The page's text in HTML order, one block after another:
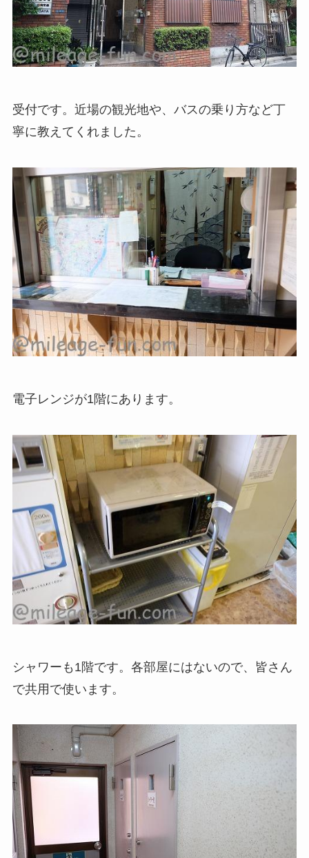
受付です。近場の観光地や、バスの乗り方など丁
寧に教えてくれました。
電子レンジが1階にあります。
シャワーも1階です。各部屋にはないので、皆さん
で共用で使います。